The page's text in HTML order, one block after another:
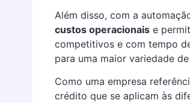
Além disso, com a
custos operacionaise
competitivos e com tempo
para uma maior variedade
Como uma empresa
crédito que se aplicam às